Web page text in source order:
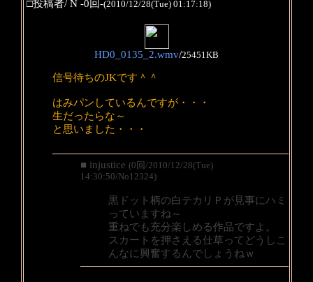
□投稿者/ N -0回-(2010/12/28(Tue) 01:17:18)
HD0_0135_2.wmv/25451KB
信号待ちのJKです＾＾
はみパンしているんですが・・・
生だったらな～
と思いました・・・
■ injustice (0回/2010/12/28(Tue)
14:30:50/No12324)
黒ドット柄の白テカリＰが見事にハミ
っていますね～
重ねでも充分楽しめる作品ですよ。
スカートを押さえる仕草ってどうしこ
んなに興奮するんでしょうねｗ